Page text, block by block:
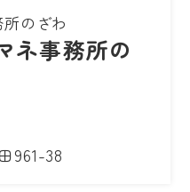
のざわ
事務所の
961-38